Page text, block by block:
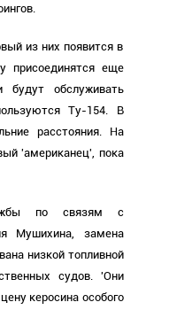
из них появится в
присоединятся еще
будут обслуживать
Ту-154. В
расстояния. На
'американец', пока
по связям с
Мушихина, замена
низкой топливной
судов. 'Они
керосина особого